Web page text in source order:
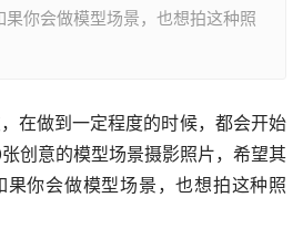
你会做模型场景，也想拍这种照
在做到一定程度的时候，都会开始
创意的模型场景摄影照片，希望其
你会做模型场景，也想拍这种照